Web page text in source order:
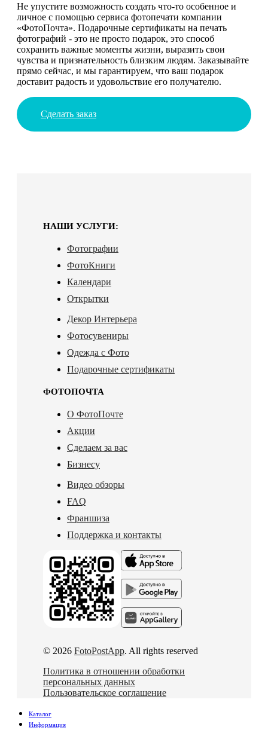
Не упустите возможность создать что-то особенное и
личное с помощью сервиса фотопечати компании
«ФотоПочта». Подарочные сертификаты на печать
фотографий - это не просто подарок, это способ
сохранить важные моменты жизни, выразить свои
чувства и признательность близким людям. Заказывайте
прямо сейчас, и мы гарантируем, что ваш подарок
доставит радость и удовольствие его получателю.
Сделать заказ
НАШИ УСЛУГИ:
Фотографии
ФотоКниги
Календари
Открытки
Декор Интерьера
Фотосувениры
Одежда с Фото
Подарочные сертификаты
ФОТОПОЧТА
О ФотоПочте
Акции
Сделаем за вас
Бизнесу
Видео обзоры
FAQ
Франшиза
Поддержка и контакты
© 2026 FotoPostApp. All rights reserved
Политика в отношении обработки
персональных данных
Пользовательское соглашение
Каталог
Информация